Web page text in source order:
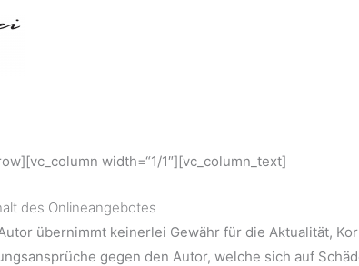
width=“1/1″][vc_column_text]
des Onlineangebotes
übernimmt keinerlei Gewähr für die Aktualität,
gegen den Autor, welche sich auf